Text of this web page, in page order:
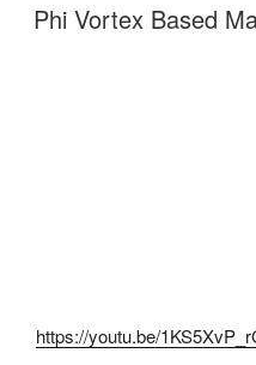
Phi Vortex Based
https://youtu.be/